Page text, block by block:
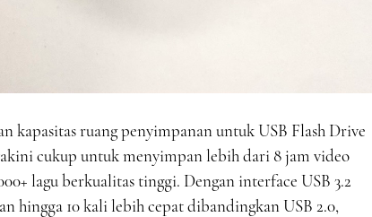
kapasitas ruang penyimpanan untuk USB Flash Drive
cukup untuk menyimpan lebih dari 8 jam video
lagu berkualitas tinggi. Dengan interface USB 3.2
hingga 10 kali lebih cepat dibandingkan USB 2.0,